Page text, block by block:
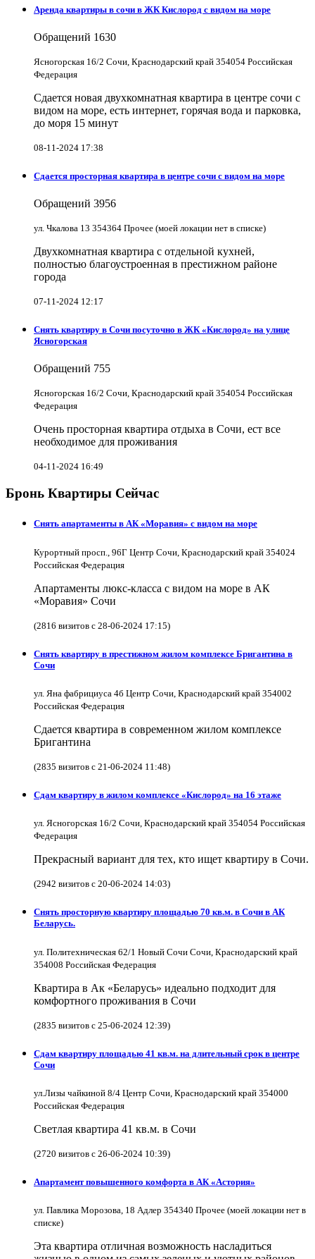
Аренда квартиры в сочи в ЖК Кислород с видом на море
Обращений 1630
Ясногорская 16/2 Сочи, Краснодарский край 354054 Российская
Федерация
Сдается новая двухкомнатная квартира в центре сочи с
видом на море, есть интернет, горячая вода и парковка,
до моря 15 минут
08-11-2024 17:38
Сдается просторная квартира в центре сочи с видом на море
Обращений 3956
ул. Чкалова 13 354364 Прочее (моей локации нет в списке)
Двухкомнатная квартира с отдельной кухней,
полностью благоустроенная в престижном районе
города
07-11-2024 12:17
Снять квартиру в Cочи посуточно в ЖК «Кислород» на улице
Ясногорская
Обращений 755
Ясногорская 16/2 Сочи, Краснодарский край 354054 Российская
Федерация
Очень просторная квартира отдыха в Сочи, ест все
необходимое для проживания
04-11-2024 16:49
Бронь Квартиры Сейчас
Снять апартаменты в АК «Моравия» с видом на море
Курортный просп., 96Г Центр Сочи, Краснодарский край 354024
Российская Федерация
Апартаменты люкс-класса с видом на море в АК
«Моравия» Сочи
(2816 визитов с 28-06-2024 17:15)
Снять квартиру в престижном жилом комплексе Бригантина в
Сочи
ул. Яна фабрициуса 4б Центр Сочи, Краснодарский край 354002
Российская Федерация
Сдается квартира в современном жилом комплексе
Бригантина
(2835 визитов с 21-06-2024 11:48)
Сдам квартиру в жилом комплексе «Кислород» на 16 этаже
ул. Ясногорская 16/2 Сочи, Краснодарский край 354054 Российская
Федерация
Прекрасный вариант для тех, кто ищет квартиру в Сочи.
(2942 визитов с 20-06-2024 14:03)
Снять просторную квартиру площадью 70 кв.м. в Сочи в АК
Беларусь.
ул. Политехническая 62/1 Новый Сочи Сочи, Краснодарский край
354008 Российская Федерация
Квартира в Ак «Беларусь» идеально подходит для
комфортного проживания в Сочи
(2835 визитов с 25-06-2024 12:39)
Сдам квартиру площадью 41 кв.м. на длительный срок в центре
Сочи
ул.Лизы чайкиной 8/4 Центр Сочи, Краснодарский край 354000
Российская Федерация
Светлая квартира 41 кв.м. в Сочи
(2720 визитов с 26-06-2024 10:39)
Апартамент повышенного комфорта в АК «Астория»
ул. Павлика Морозова, 18 Адлер 354340 Прочее (моей локации нет в
списке)
Эта квартира отличная возможность насладиться